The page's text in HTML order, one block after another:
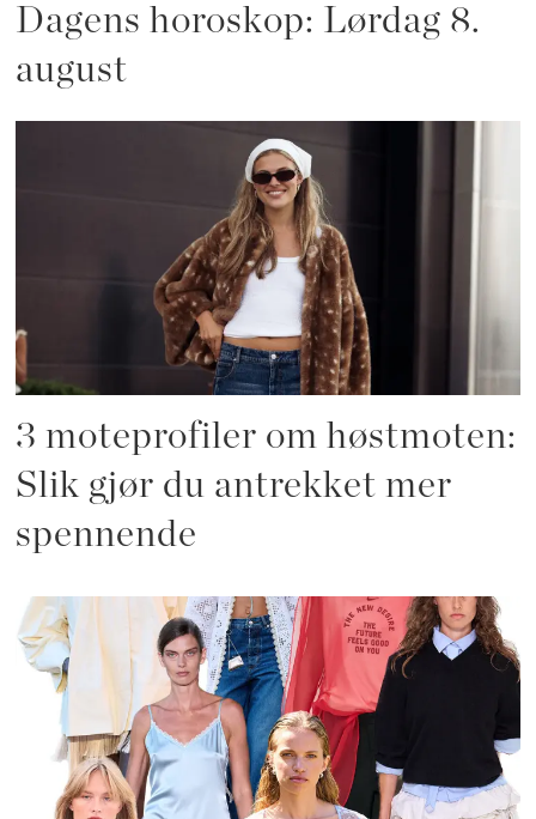
Dagens horoskop: Lørdag 8.
august
3 moteprofiler om høstmoten:
Slik gjør du antrekket mer
spennende